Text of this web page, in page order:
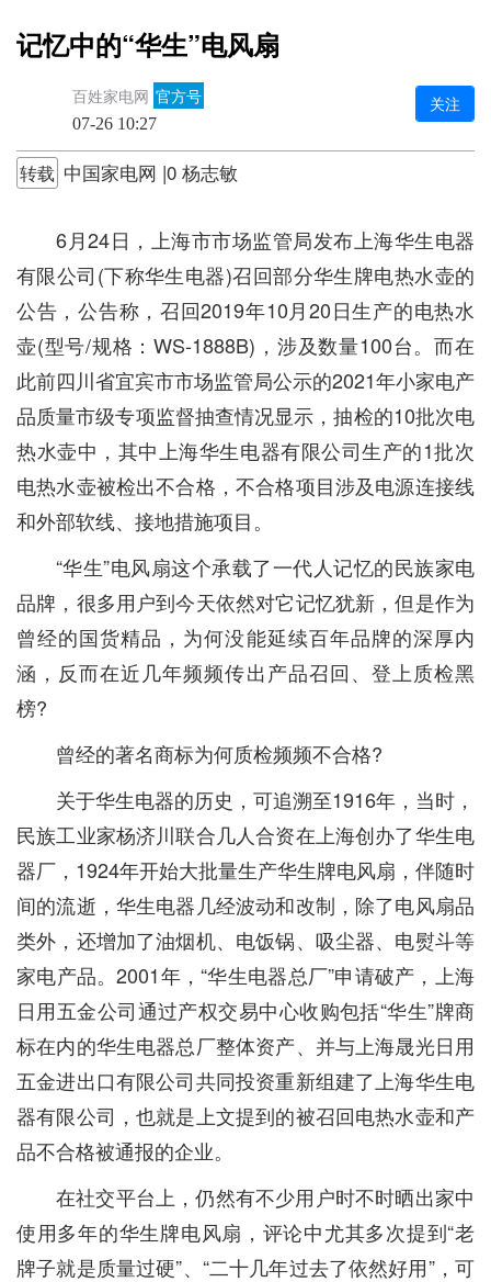
记忆中的“华生”电风扇
百姓家电网 官方号
07-26 10:27
关注
转载 中国家电网 |0 杨志敏
6月24日，上海市市场监管局发布上海华生电器
有限公司(下称华生电器)召回部分华生牌电热水壶的
公告，公告称，召回2019年10月20日生产的电热水
壶(型号/规格：WS-1888B)，涉及数量100台。而在
此前四川省宜宾市市场监管局公示的2021年小家电产
品质量市级专项监督抽查情况显示，抽检的10批次电
热水壶中，其中上海华生电器有限公司生产的1批次
电热水壶被检出不合格，不合格项目涉及电源连接线
和外部软线、接地措施项目。
“华生”电风扇这个承载了一代人记忆的民族家电
品牌，很多用户到今天依然对它记忆犹新，但是作为
曾经的国货精品，为何没能延续百年品牌的深厚内
涵，反而在近几年频频传出产品召回、登上质检黑
榜?
曾经的著名商标为何质检频频不合格?
关于华生电器的历史，可追溯至1916年，当时，
民族工业家杨济川联合几人合资在上海创办了华生电
器厂，1924年开始大批量生产华生牌电风扇，伴随时
间的流逝，华生电器几经波动和改制，除了电风扇品
类外，还增加了油烟机、电饭锅、吸尘器、电熨斗等
家电产品。2001年，“华生电器总厂”申请破产，上海
日用五金公司通过产权交易中心收购包括“华生”牌商
标在内的华生电器总厂整体资产、并与上海晟光日用
五金进出口有限公司共同投资重新组建了上海华生电
器有限公司，也就是上文提到的被召回电热水壶和产
品不合格被通报的企业。
在社交平台上，仍然有不少用户时不时晒出家中
使用多年的华生牌电风扇，评论中尤其多次提到“老
牌子就是质量过硬”、“二十几年过去了依然好用”，可